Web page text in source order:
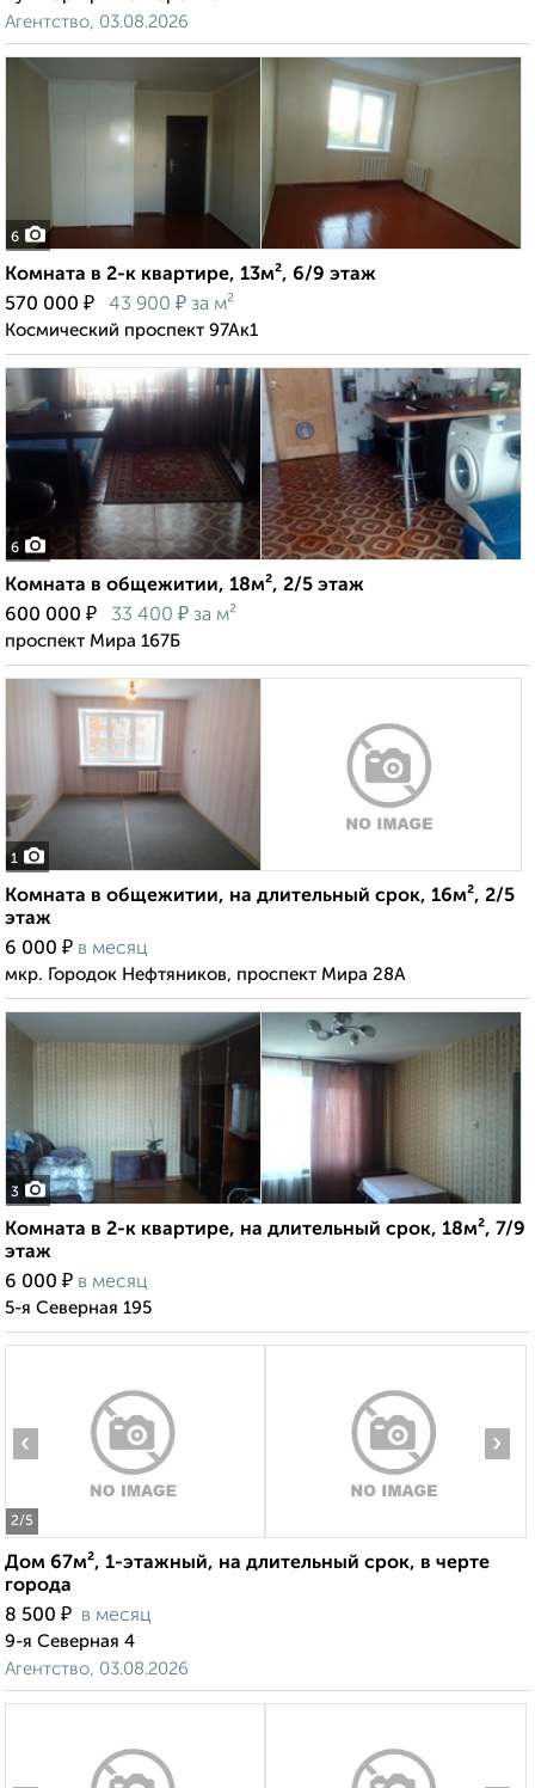
Агентство, 03.08.2026
6
Комната в 2-к квартире, 13м², 6/9 этаж
570 000 ₽ 43 900 ₽ за м²
Космический проспект 97Ак1
6
Комната в общежитии, 18м², 2/5 этаж
600 000 ₽ 33 400 ₽ за м²
проспект Мира 167Б
1
Комната в общежитии, на длительный срок, 16м², 2/5
этаж
6 000 ₽ в месяц
мкр. Городок Нефтяников, проспект Мира 28А
3
Комната в 2-к квартире, на длительный срок, 18м², 7/9
этаж
6 000 ₽ в месяц
5-я Северная 195
2/5
‹ ›
Дом 67м², 1-этажный, на длительный срок, в черте
города
8 500 ₽ в месяц
9-я Северная 4
Агентство, 03.08.2026